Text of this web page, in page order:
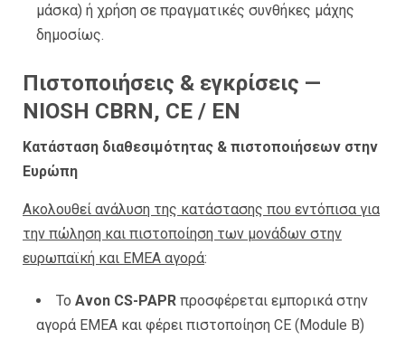
μάσκα) ή χρήση σε πραγματικές συνθήκες μάχης
δημοσίως.
Πιστοποιήσεις & εγκρίσεις —
NIOSH CBRN, CE / EN
Κατάσταση διαθεσιμότητας & πιστοποιήσεων στην
Ευρώπη
Ακολουθεί ανάλυση της κατάστασης που εντόπισα για
την πώληση και πιστοποίηση των μονάδων στην
ευρωπαϊκή και EMEA αγορά:
Το Avon CS-PAPR προσφέρεται εμπορικά στην
αγορά EMEA και φέρει πιστοποίηση CE (Module B)